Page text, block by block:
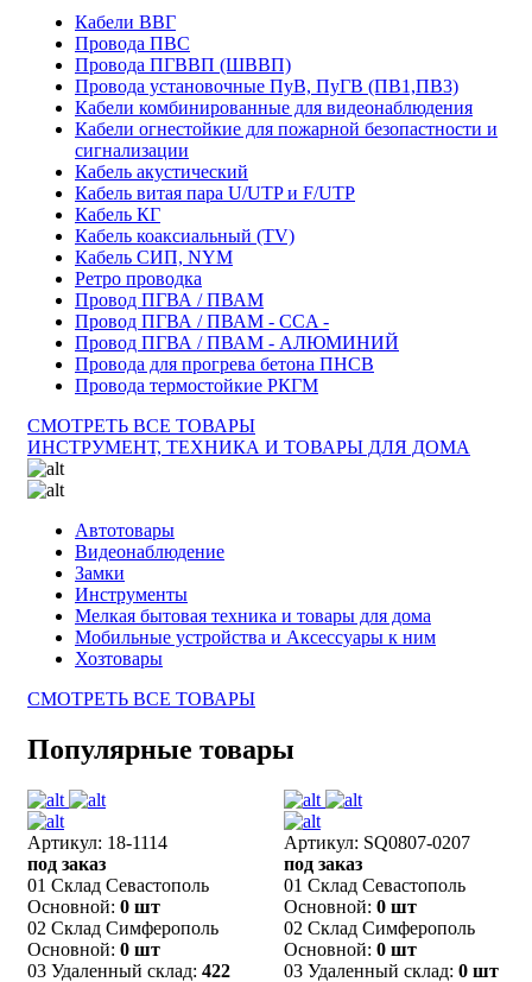
Кабели ВВГ
Провода ПВС
Провода ПГВВП (ШВВП)
Провода установочные ПуВ, ПуГВ (ПВ1,ПВ3)
Кабели комбинированные для видеонаблюдения
Кабели огнестойкие для пожарной безопастности и
сигнализации
Кабель акустический
Кабель витая пара U/UTP и F/UTP
Кабель КГ
Кабель коаксиальный (TV)
Кабель СИП, NYM
Ретро проводка
Провод ПГВА / ПВАМ
Провод ПГВА / ПВАМ - CCA -
Провод ПГВА / ПВАМ - АЛЮМИНИЙ
Провода для прогрева бетона ПНСВ
Провода термостойкие РКГМ
СМОТРЕТЬ ВСЕ ТОВАРЫ
ИНСТРУМЕНТ, ТЕХНИКА И ТОВАРЫ ДЛЯ ДОМА
Автотовары
Видеонаблюдение
Замки
Инструменты
Мелкая бытовая техника и товары для дома
Мобильные устройства и Аксессуары к ним
Хозтовары
СМОТРЕТЬ ВСЕ ТОВАРЫ
Популярные товары
Артикул: 18-1114
под заказ
01 Склад Севастополь
Основной: 0 шт
02 Склад Симферополь
Основной: 0 шт
03 Удаленный склад: 422
Артикул: SQ0807-0207
под заказ
01 Склад Севастополь
Основной: 0 шт
02 Склад Симферополь
Основной: 0 шт
03 Удаленный склад: 0 шт